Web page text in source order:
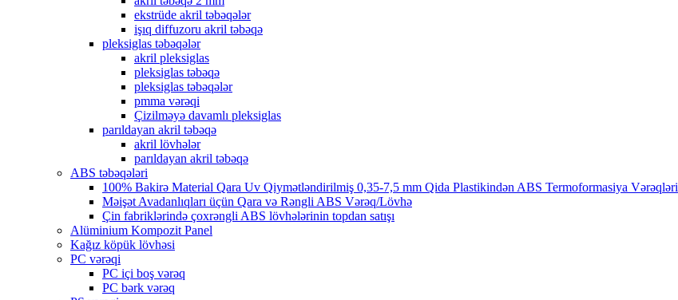
ekstrüde akril təbəqələr
işıq diffuzoru akril təbəqə
pleksiglas təbəqələr
akril pleksiglas
pleksiglas təbəqə
pleksiglas təbəqələr
pmma vərəqi
Çizilməyə davamlı pleksiglas
parıldayan akril təbəqə
akril lövhələr
parıldayan akril təbəqə
ABS təbəqələri
100% Bakirə Material Qara Uv Qiymətləndirilmiş 0,35-7,5 mm Qida Plastikindən ABS Termoformasiya Vərəqləri
Məişət Avadanlıqları üçün Qara və Rəngli ABS Vərəq/Lövhə
Çin fabriklərində çoxrəngli ABS lövhələrinin topdan satışı
Alüminium Kompozit Panel
Kağız köpük lövhəsi
PC vərəqi
PC içi boş vərəq
PC bərk vərəq